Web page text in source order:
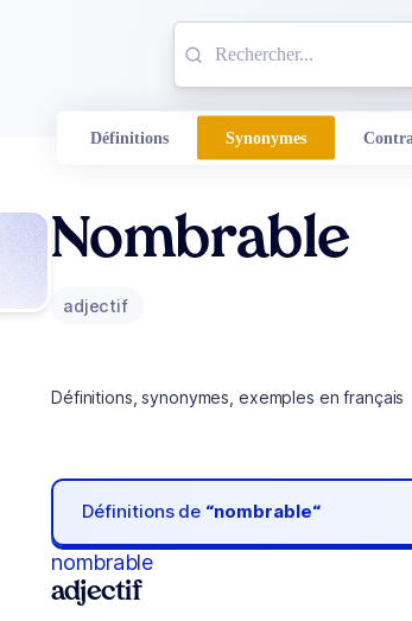
Définitions Synonymes
Nombrable
adjectif
Définitions, synonymes, exemples en français
Définitions de “nombrable“
nombrable
adjectif